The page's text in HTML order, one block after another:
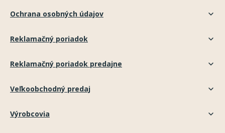
Ochrana osobných údajov
Reklamačný poriadok
Reklamačný poriadok predajne
Veľkoobchodný predaj
Výrobcovia